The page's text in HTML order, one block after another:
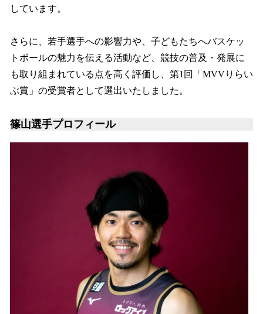
しています。
さらに、若手選手への影響力や、子どもたちへバスケッ
トボールの魅力を伝える活動など、競技の普及・発展に
も取り組まれている点を高く評価し、第1回「MVVりらい
ぶ賞」の受賞者として選出いたしました。
篠山選手プロフィール